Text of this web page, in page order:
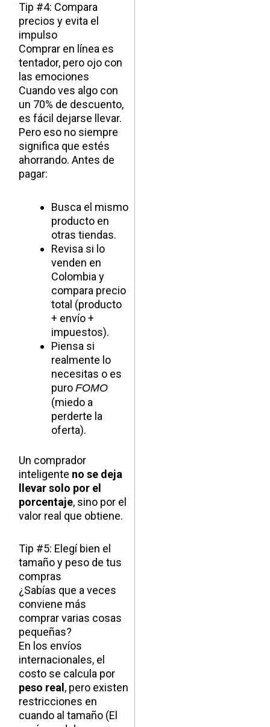
Tip #4: Compara
precios y evita el
impulso
Comprar en línea es
tentador, pero ojo con
las emociones
Cuando ves algo con
un 70% de descuento,
es fácil dejarse llevar.
Pero eso no siempre
significa que estés
ahorrando. Antes de
pagar:
Busca el mismo
producto en
otras tiendas.
Revisa si lo
venden en
Colombia y
compara precio
total (producto
+ envío +
impuestos).
Piensa si
realmente lo
necesitas o es
puroFOMO
(miedo a
perderte la
oferta).
Un comprador
inteligente no se deja
llevar solo por el
porcentaje, sino por el
valor real que obtiene.
Tip #5: Elegí bien el
tamaño y peso de tus
compras
¿Sabías que a veces
conviene más
comprar varias cosas
pequeñas?
En los envíos
internacionales, el
costo se calcula por
peso real , pero existen
restricciones en
cuando al tamaño (El